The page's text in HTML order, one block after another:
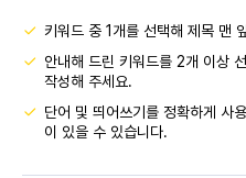
키워드 중 1개를 선택해 제목 맨
안내해 드린 키워드를 2개 이상
작성해 주세요.
단어 및 띄어쓰기를 정확하게 사
이 있을 수 있습니다.